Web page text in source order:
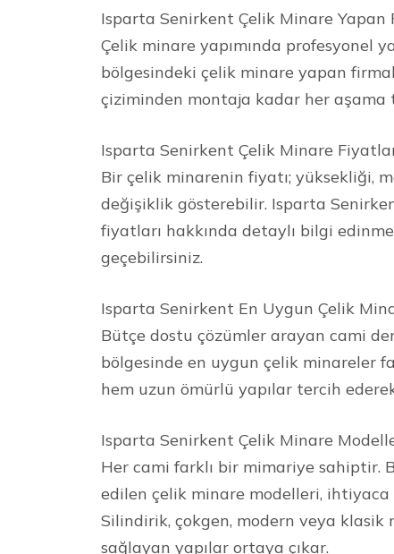
Isparta Senirkent Çelik Minare Yapan
Çelik minare yapımında profesyonel
bölgesindeki çelik minare yapan
çiziminden montaja kadar her
Isparta Senirkent Çelik Minare
Bir çelik minarenin fiyatı; yüksekliği,
değişiklik gösterebilir. Isparta
fiyatları hakkında detaylı bilgi
geçebilirsiniz.
Isparta Senirkent En Uygun Çelik
Bütçe dostu çözümler arayan cami
bölgesinde en uygun çelik minareler
hem uzun ömürlü yapılar tercih
Isparta Senirkent Çelik Minare
Her cami farklı bir mimariye sahiptir.
edilen çelik minare modelleri, ihtiyaca
Silindirik, çokgen, modern veya
sağlayan yapılar ortaya çıkar.